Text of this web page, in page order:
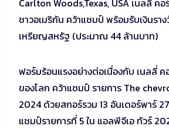
Carlton Woods,Texas, USA เนลลี่
ชาวอเมริกัน คว้าแชมป์ พร้อมรับเงินรา
เหรียญสหรัฐ (ประมาณ 44 ล้านบาท)
ฟอร์มร้อนแรงอย่างต่อเนื่องกับ เนลลี่ ค
ของโลก คว้าแชมป์ รายการ The
2024 ด้วยสกอร์รวม 13 อันเดอร์พาร์
แชมป์รายการที่ 5 ใน แอลพีจีเอ ทัวร์